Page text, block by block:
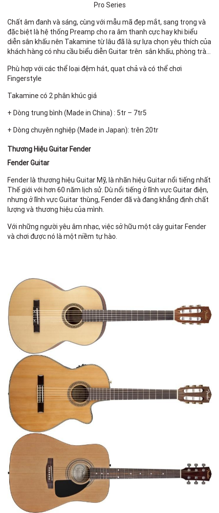
Pro Series
Chất âm đanh và sáng, cùng với mẫu mã đẹp mắt, sang trọng và
đặc biệt là hệ thống Preamp cho ra âm thanh cực hay khi biểu
diễn sân khấu nên Takamine từ lâu đã là sự lựa chọn yêu thích của
khách hàng có nhu cầu biểu diễn Guitar trên sân khấu, phòng trà…
Phù hợp với các thể loại đệm hát, quạt chả và có thể chơi
Fingerstyle
Takamine có 2 phân khúc giá
+ Dòng trung bình (Made in China) : 5tr – 7tr5
+ Dòng chuyên nghiệp (Made in Japan): trên 20tr
Thương Hiệu Guitar Fender
Fender Guitar
Fender là thương hiệu Guitar Mỹ, là nhãn hiệu Guitar nổi tiếng nhất
Thế giới với hơn 60 năm lịch sử. Dù nổi tiếng ở lĩnh vực Guitar điện,
nhưng ở lĩnh vực Guitar thùng, Fender đã và đang khẳng định chất
lượng và thương hiệu của mình.
Với những người yêu âm nhạc, việc sở hữu một cây guitar Fender
và chơi được nó là một niềm tự hào.